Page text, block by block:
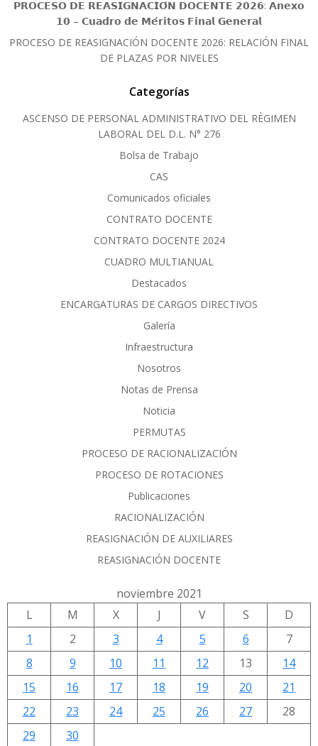
𝗣𝗥𝗢𝗖𝗘𝗦𝗢 𝗗𝗘 𝗥𝗘𝗔𝗦𝗜𝗚𝗡𝗔𝗖𝗜𝗢́𝗡 𝗗𝗢𝗖𝗘𝗡𝗧𝗘 𝟮𝟬𝟮𝟲: 𝗔𝗻𝗲𝘅𝗼
𝟭𝟬 – 𝗖𝘂𝗮𝗱𝗿𝗼 𝗱𝗲 𝗠𝗲́𝗿𝗶𝘁𝗼𝘀 𝗙𝗶𝗻𝗮𝗹 𝗚𝗲𝗻𝗲𝗿𝗮𝗹
PROCESO DE REASIGNACIÓN DOCENTE 2026: RELACIÓN FINAL
DE PLAZAS POR NIVELES
Categorías
ASCENSO DE PERSONAL ADMINISTRATIVO DEL RÈGIMEN
LABORAL DEL D.L. N° 276
Bolsa de Trabajo
CAS
Comunicados oficiales
CONTRATO DOCENTE
CONTRATO DOCENTE 2024
CUADRO MULTIANUAL
Destacados
ENCARGATURAS DE CARGOS DIRECTIVOS
Galería
Infraestructura
Nosotros
Notas de Prensa
Noticia
PERMUTAS
PROCESO DE RACIONALIZACIÓN
PROCESO DE ROTACIONES
Publicaciones
RACIONALIZACIÓN
REASIGNACIÓN DE AUXILIARES
REASIGNACIÓN DOCENTE
noviembre 2021
L
M X J V S
D
1
2 3 4 5 6
7
8
9 10 11 12 13
14
15
16 17 18 19 20
21
22
23 24 25 26 27
28
29
30